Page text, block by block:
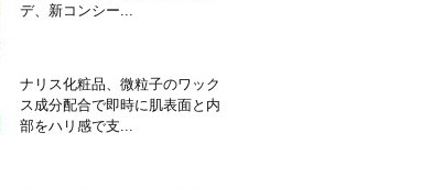
デ、新コンシー...
ナリス化粧品、微粒子のワック
ス成分配合で即時に肌表面と内
部をハリ感で支...